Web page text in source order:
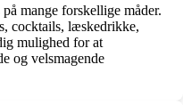
mange forskellige måder.
cocktails, læskedrikke,
mulighed for at
og velsmagende